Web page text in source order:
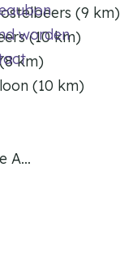
worden
(9 km)
(10 km)
km)
(10 km)
A…